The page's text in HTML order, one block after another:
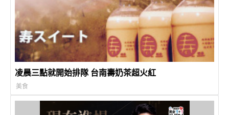
凌晨三點就開始排隊 台南壽奶茶超火紅
美食